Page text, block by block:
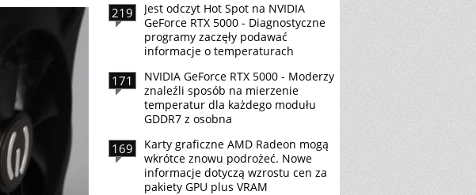
219
Jest odczyt Hot Spot na NVIDIA
GeForce RTX 5000 - Diagnostyczne
programy zaczęły podawać
informacje o temperaturach
171
NVIDIA GeForce RTX 5000 - Moderzy
znaleźli sposób na mierzenie
temperatur dla każdego modułu
GDDR7 z osobna
169
Karty graficzne AMD Radeon mogą
wkrótce znowu podrożeć. Nowe
informacje dotyczą wzrostu cen za
pakiety GPU plus VRAM